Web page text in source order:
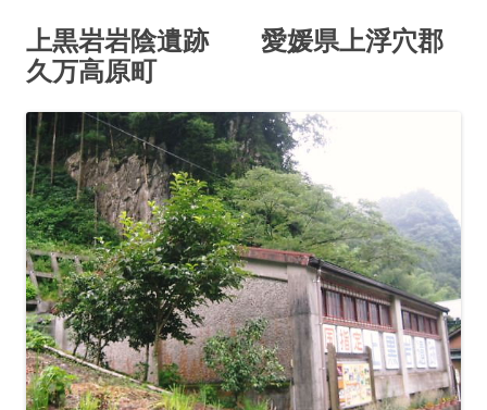
ス
キ
上黒岩岩陰遺跡 愛媛県上浮穴郡
久万高原町